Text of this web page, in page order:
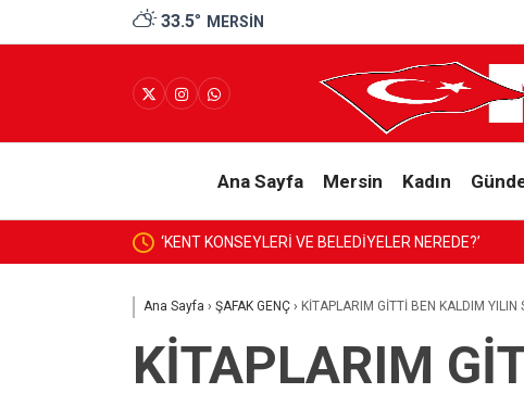
33.5° MERSIN
Ana Sayfa Mersin Kadın
‘KENT KONSEYLERİ VE BELEDİYELER NEREDE?’
Ana Sayfa › ŞAFAK GENÇ › KİTAPLARIM GİTTİ BEN KALDIM YILIN
KİTAPLARIM